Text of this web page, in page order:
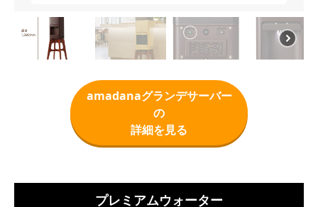
amadanaグランデサーバー
の
詳細を見る
プレミアムウォーター